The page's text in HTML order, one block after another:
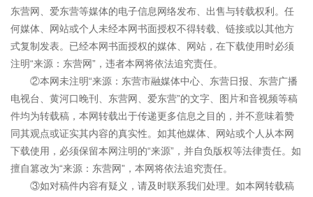
东营网、爱东营等媒体的电子信息网络发布、出售与转载权利。任
何媒体、网站或个人未经本网书面授权不得转载、链接或以其他方
式复制发表。已经本网书面授权的媒体、网站，在下载使用时必须
注明“来源：东营网”，违者本网将依法追究责任。
②本网未注明“来源：东营市融媒体中心、东营日报、东营广播
电视台、黄河口晚刊、东营网、爱东营”的文字、图片和音视频等稿
件均为转载稿，本网转载出于传递更多信息之目的，并不意味着赞
同其观点或证实其内容的真实性。如其他媒体、网站或个人从本网
下载使用，必须保留本网注明的“来源”，并自负版权等法律责任。如
擅自篡改为“来源：东营网”，本网将依法追究责任。
③如对稿件内容有疑义，请及时联系我们处理。如本网转载稿